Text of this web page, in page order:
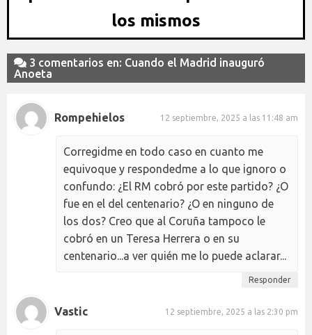
los mismos
3 comentarios en: Cuando el Madrid inauguró
Anoeta
Rompehielos 12 septiembre, 2025 a las 11:48 am
Corregidme en todo caso en cuanto me
equivoque y respondedme a lo que ignoro o
confundo: ¿El RM cobró por este partido? ¿O
fue en el del centenario? ¿O en ninguno de
los dos? Creo que al Coruña tampoco le
cobró en un Teresa Herrera o en su
centenario...a ver quién me lo puede aclarar...
Responder
Vastic 12 septiembre, 2025 a las 2:30 pm